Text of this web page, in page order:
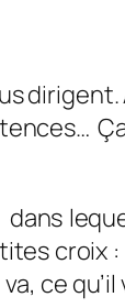
croix :
va, ce